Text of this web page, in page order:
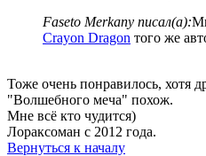
Faseto Merkany писал(а):
Crayon Dragon того же
Тоже очень понравилось, хотя
"Волшебного меча" похож.
Мне всё кто чудится)
Лораксоман с 2012 года.
Вернуться к началу